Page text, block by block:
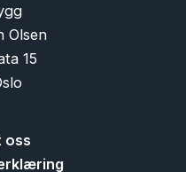
Olsen
15
oss